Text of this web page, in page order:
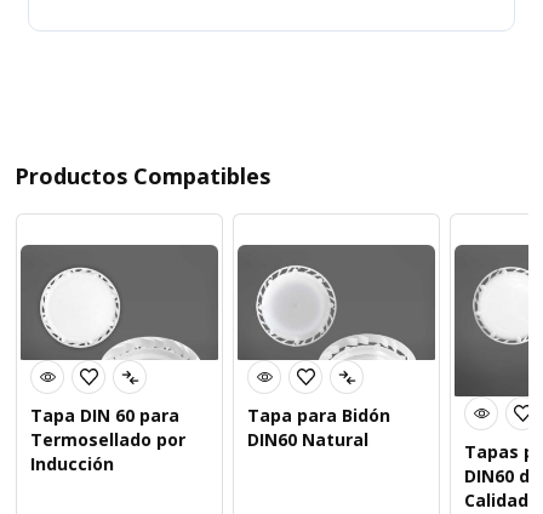
Productos Compatibles
Tapa DIN 60 para
Termosellado por
Inducción
Tapa para Bidón
DIN60 Natural
Tapas
DIN60
Calidad